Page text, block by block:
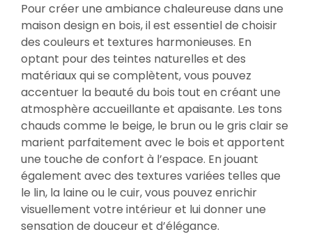
Pour créer une ambiance chaleureuse dans une
maison design en bois, il est essentiel de choisir
des couleurs et textures harmonieuses. En
optant pour des teintes naturelles et des
matériaux qui se complètent, vous pouvez
accentuer la beauté du bois tout en créant une
atmosphère accueillante et apaisante. Les tons
chauds comme le beige, le brun ou le gris clair se
marient parfaitement avec le bois et apportent
une touche de confort à l’espace. En jouant
également avec des textures variées telles que
le lin, la laine ou le cuir, vous pouvez enrichir
visuellement votre intérieur et lui donner une
sensation de douceur et d’élégance.